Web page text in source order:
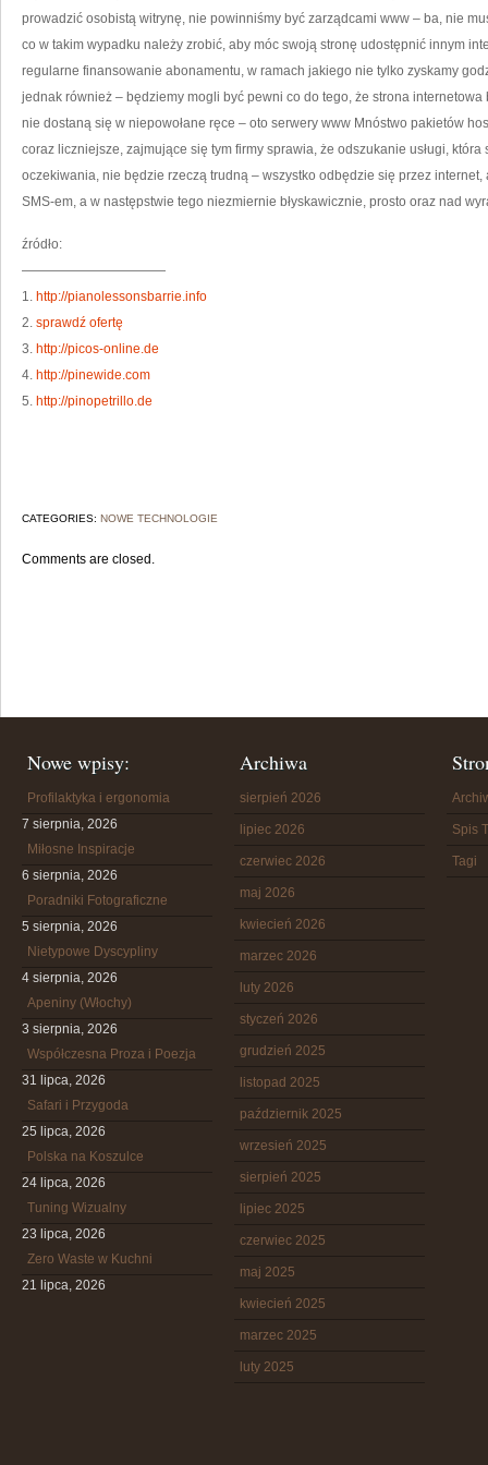
prowadzić osobistą witrynę, nie powinniśmy być zarządcami www – ba, nie
co w takim wypadku należy zrobić, aby móc swoją stronę udostępnić innym
regularne finansowanie abonamentu, w ramach jakiego nie tylko zyskamy
jednak również – będziemy mogli być pewni co do tego, że strona
nie dostaną się w niepowołane ręce – oto serwery www Mnóstwo pakietów
coraz liczniejsze, zajmujące się tym firmy sprawia, że odszukanie usługi,
oczekiwania, nie będzie rzeczą trudną – wszystko odbędzie się przez internet,
SMS-em, a w następstwie tego niezmiernie błyskawicznie, prosto oraz nad
źródło:
———————————
1. http://pianolessonsbarrie.info
2. sprawdź ofertę
3. http://picos-online.de
4. http://pinewide.com
5. http://pinopetrillo.de
CATEGORIES: NOWE TECHNOLOGIE
Comments are closed.
Nowe wpisy:
Profilaktyka i ergonomia
7 sierpnia, 2026
Miłosne Inspiracje
6 sierpnia, 2026
Poradniki Fotograficzne
5 sierpnia, 2026
Nietypowe Dyscypliny
4 sierpnia, 2026
Apeniny (Włochy)
3 sierpnia, 2026
Współczesna Proza i Poezja
31 lipca, 2026
Safari i Przygoda
25 lipca, 2026
Polska na Koszulce
24 lipca, 2026
Tuning Wizualny
23 lipca, 2026
Zero Waste w Kuchni
21 lipca, 2026
Archiwa
sierpień 2026
lipiec 2026
czerwiec 2026
maj 2026
kwiecień 2026
marzec 2026
luty 2026
styczeń 2026
grudzień 2025
listopad 2025
październik 2025
wrzesień 2025
sierpień 2025
lipiec 2025
czerwiec 2025
maj 2025
kwiecień 2025
marzec 2025
luty 2025
Spis
Tagi